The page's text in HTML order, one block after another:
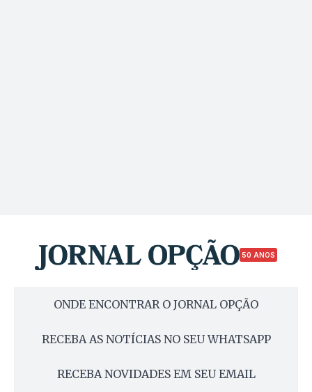
50 ANOS
ONDE ENCONTRAR O JORNAL OPÇÃO
RECEBA AS NOTÍCIAS NO SEU WHATSAPP
RECEBA NOVIDADES EM SEU EMAIL